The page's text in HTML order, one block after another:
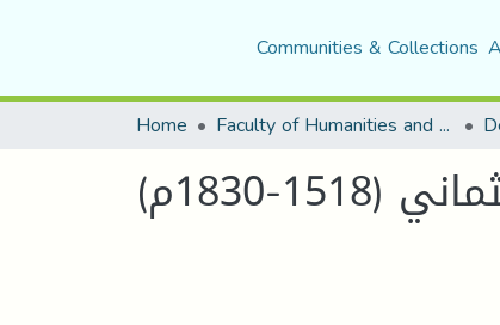
Communities & Collections
Home Faculty of Humanities and Social Sciences
1830م)